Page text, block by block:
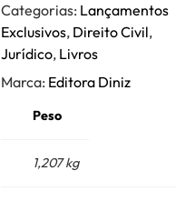
Categorias: Lançamentos
Exclusivos, Direito Civil,
Jurídico, Livros
Marca: Editora Diniz
Peso
1,207 kg